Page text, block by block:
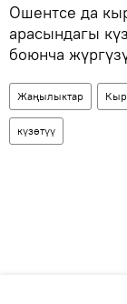
Ошентсе да
арасындагы
боюнча
Жаңылыктар
күзөтүү